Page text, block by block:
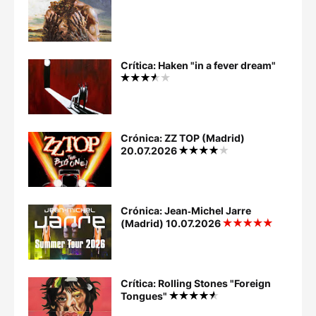
Crítica: Haken "in a fever dream"
Crónica: ZZ TOP (Madrid)
20.07.2026
Crónica: Jean‐Michel Jarre
(Madrid) 10.07.2026
Crítica: Rolling Stones "Foreign
Tongues"